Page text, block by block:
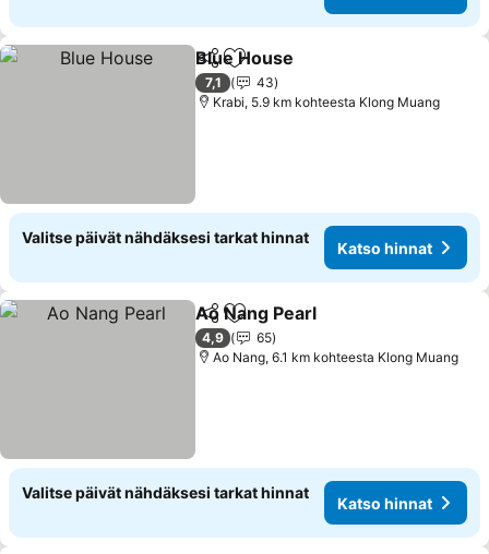
Jaa Lisää suosikkeihin
Blue House
7,1
43
Krabi, 5.9 km kohteesta Klong Muang
Valitse päivät nähdäksesi tarkat hinnat
Katso hinnat
Jaa Lisää suosikkeihin
Ao Nang Pearl
4,9
65
Ao Nang, 6.1 km kohteesta Klong Muang
Valitse päivät nähdäksesi tarkat hinnat
Katso hinnat